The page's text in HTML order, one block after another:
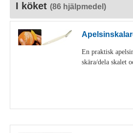
I köket (86 hjälpmedel)
En praktisk
skära/dela skalet